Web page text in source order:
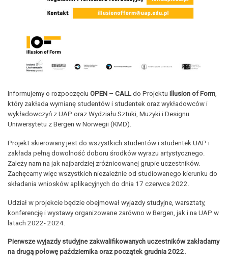
Informujemy o rozpoczęciu OPEN – CALL do Projektu Illusion of Form,
który zakłada wymianę studentów i studentek oraz wykładowców i
wykładowczyń z UAP oraz Wydziału Sztuki, Muzyki i Designu
Uniwersytetu z Bergen w Norwegii (KMD).
Projekt skierowany jest do wszystkich studentów i studentek UAP i
zakłada pełną dowolność doboru środków wyrazu artystycznego.
Zależy nam na jak najbardziej zróżnicowanej grupie uczestników.
Zachęcamy więc wszystkich niezależnie od studiowanego kierunku do
składania wniosków aplikacyjnych do dnia 17 czerwca 2022.
Udział w projekcie będzie obejmował wyjazdy studyjne, warsztaty,
konferencję i wystawy organizowane zarówno w Bergen, jak i na UAP w
latach 2022- 2024.
Pierwsze wyjazdy studyjne zakwalifikowanych uczestników zakładamy
na drugą połowę października oraz początek grudnia 2022.